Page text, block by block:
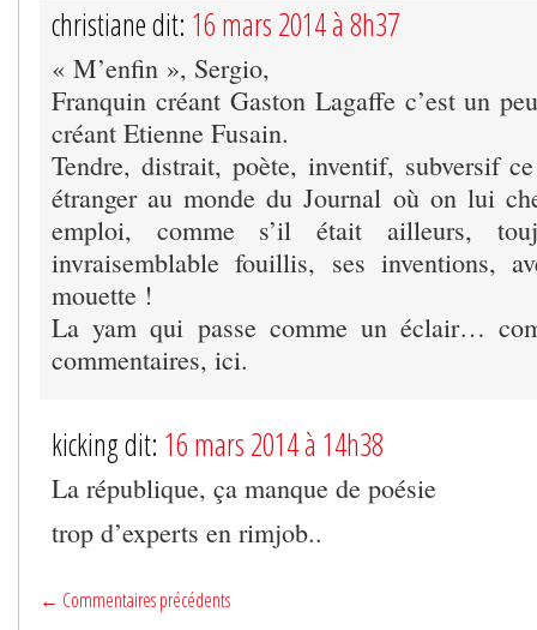
christiane dit: 16 mars 2014 à 8h37
« M’enfin », Sergio,
Franquin créant Gaston Lagaffe c’est un
créant Etienne Fusain.
Tendre, distrait, poète, inventif, subversif
étranger au monde du Journal où on lui
emploi, comme s’il était ailleurs,
invraisemblable fouillis, ses inventions,
mouette !
La yam qui passe comme un éclair…
commentaires, ici.
kicking dit: 16 mars 2014 à 14h38
La république, ça manque de poésie
trop d’experts en rimjob..
← Commentaires précédents